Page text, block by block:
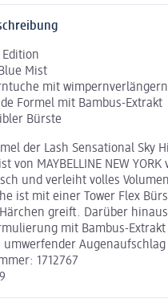
Mist
mit
Formel mit Bambus-Extrakt
Bürste
der Lash Sensational Sky
von MAYBELLINE NEW
und verleiht volles
ist mit einer Tower Flex
greift. Darüber
mit Bambus-
umwerfender
1712767